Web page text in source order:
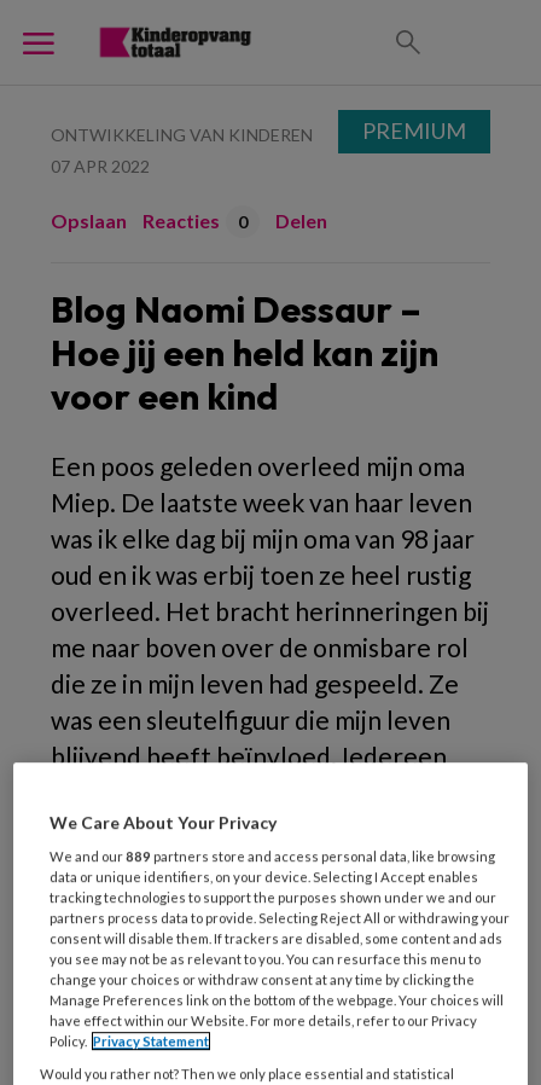
ONTWIKKELING VAN KINDEREN
07 APR 2022
Opslaan Reacties 0 Delen
Blog Naomi Dessaur –
Hoe jij een held kan zijn
voor een kind
Een poos geleden overleed mijn oma
Miep. De laatste week van haar leven
was ik elke dag bij mijn oma van 98 jaar
oud en ik was erbij toen ze heel rustig
overleed. Het bracht herinneringen bij
me naar boven over de onmisbare rol
die ze in mijn leven had gespeeld. Ze
was een sleutelfiguur die mijn leven
blijvend heeft beïnvloed. Iedereen
het leven van een kind, ook jij.
Mijn
REGISTREREN
Wil je dit artikel lezen?
PREMIUM
We Care About Your Privacy
We and our889 partners store and access personal data, like browsing
data or unique identifiers, on your device. Selecting I Accept enables
tracking technologies to support the purposes shown under we and our
partners process data to provide. Selecting Reject All or withdrawing your
consent will disable them. If trackers are disabled, some content and ads
you see may not be as relevant to you. You can resurface this menu to
change your choices or withdraw consent at any time by clicking the
Manage Preferences link on the bottom of the webpage. Your choices will
have effect within our Website. For more details, refer to our Privacy
Policy. Privacy Statement
Would you rather not? Then we only place essential and statistical